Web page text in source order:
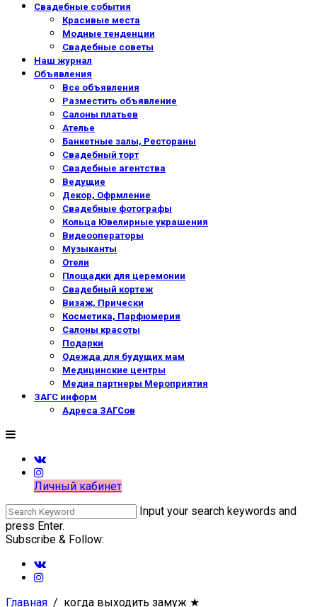
Свадебные события
Красивые места
Модные тенденции
Свадебные советы
Наш журнал
Объявления
Все объявления
Разместить объявление
Салоны платьев
Ателье
Банкетные залы, Рестораны
Свадебный торт
Свадебные агентства
Ведущие
Декор, Офрмление
Свадебные фотографы
Кольца Ювелирные украшения
Видеооператоры
Музыканты
Отели
Площадки для церемонии
Свадебный кортеж
Визаж, Прически
Косметика, Парфюмерия
Салоны красоты
Подарки
Одежда для будущих мам
Медицинские центры
Медиа партнеры Мероприятия
ЗАГС информ
Адреса ЗАГСов
Личный кабинет
Input your search keywords and
press Enter.
Subscribe & Follow:
Главная когда выходить замуж ★